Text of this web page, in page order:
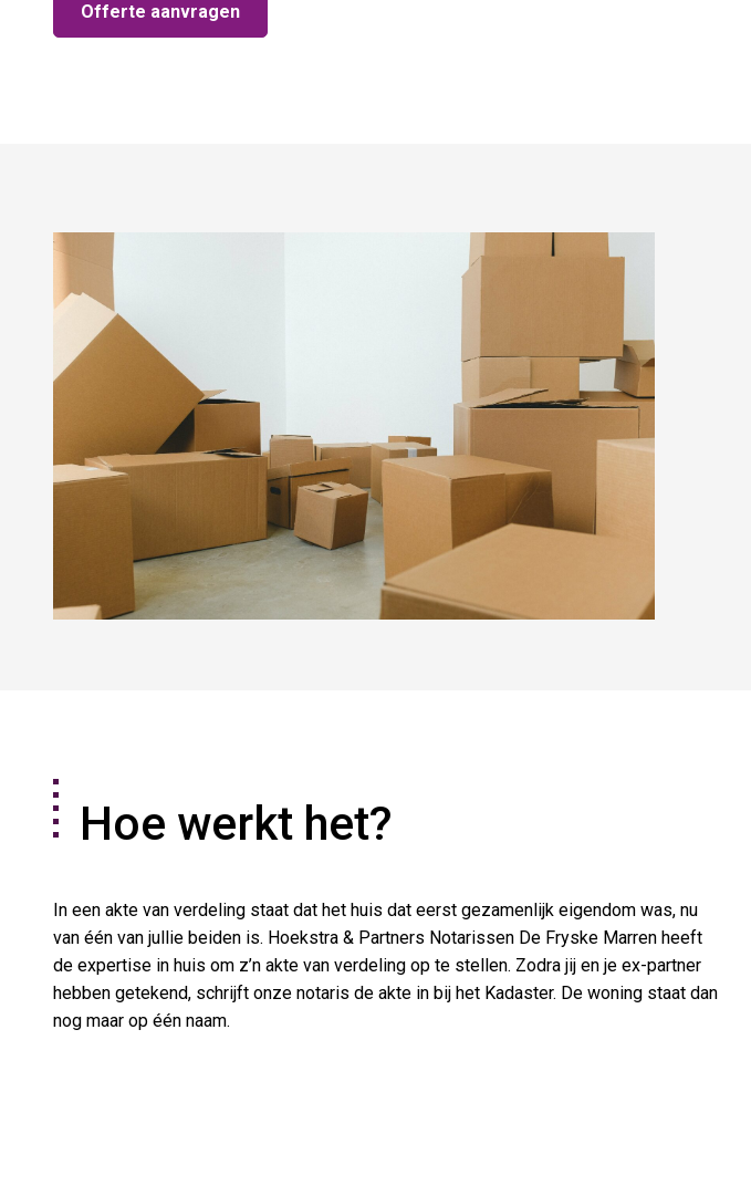
Offerte aanvragen
Hoe werkt het?
In een akte van verdeling staat dat het huis dat eerst gezamenlijk eigendom was, nu
van één van jullie beiden is. Hoekstra & Partners Notarissen De Fryske Marren heeft
de expertise in huis om z’n akte van verdeling op te stellen. Zodra jij en je ex-partner
hebben getekend, schrijft onze notaris de akte in bij het Kadaster. De woning staat dan
nog maar op één naam.